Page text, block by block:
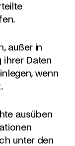
außer in
ihrer Daten
wenn
ausüben
unter den